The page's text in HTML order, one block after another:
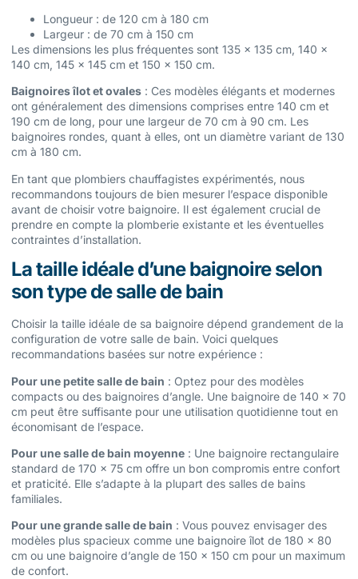
Longueur : de 120 cm à 180 cm
Largeur : de 70 cm à 150 cm
Les dimensions les plus fréquentes sont 135 x 135 cm, 140 x
140 cm, 145 x 145 cm et 150 x 150 cm.
Baignoires îlot et ovales : Ces modèles élégants et modernes
ont généralement des dimensions comprises entre 140 cm et
190 cm de long, pour une largeur de 70 cm à 90 cm. Les
baignoires rondes, quant à elles, ont un diamètre variant de 130
cm à 180 cm.
En tant que plombiers chauffagistes expérimentés, nous
recommandons toujours de bien mesurer l’espace disponible
avant de choisir votre baignoire. Il est également crucial de
prendre en compte la plomberie existante et les éventuelles
contraintes d’installation.
La taille idéale d’une baignoire selon
son type de salle de bain
Choisir la taille idéale de sa baignoire dépend grandement de la
configuration de votre salle de bain. Voici quelques
recommandations basées sur notre expérience :
Pour une petite salle de bain : Optez pour des modèles
compacts ou des baignoires d’angle. Une baignoire de 140 x 70
cm peut être suffisante pour une utilisation quotidienne tout en
économisant de l’espace.
Pour une salle de bain moyenne : Une baignoire rectangulaire
standard de 170 x 75 cm offre un bon compromis entre confort
et praticité. Elle s’adapte à la plupart des salles de bains
familiales.
Pour une grande salle de bain : Vous pouvez envisager des
modèles plus spacieux comme une baignoire îlot de 180 x 80
cm ou une baignoire d’angle de 150 x 150 cm pour un maximum
de confort.